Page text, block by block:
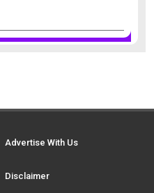
Advertise With Us
Disclaimer